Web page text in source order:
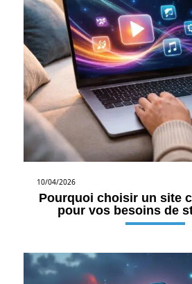
10/04/2026
Pourquoi choisir un site
pour vos besoins de